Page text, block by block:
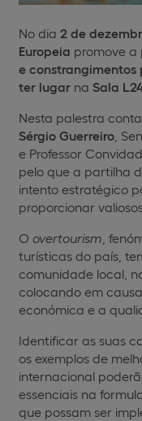
No dia 2 de
Europeia promove a
e constrangimentos
ter lugar na Sala
Nesta palestra
Sérgio Guerreiro ,
e Professor
pelo que a partilha
intento estratégico
proporcionar
O overtourism ,
turísticas do país,
comunidade local,
colocando em
económica e a
Identificar as suas
os exemplos de
internacional
essenciais na
que possam ser